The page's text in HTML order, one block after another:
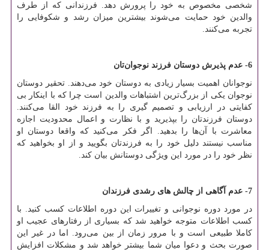
شخصی مخصوص به خود را پرورش دهد. فرزندانی که از طرف
والدین خود حمایت می‌شوند بیشترین میزان رشد و شکوفایی را
تجربه می‌کنند.
6- عدم پذیرش دوستان فرزند نوجوان‌تان
نوجوانان اهمیت بسیار زیادی به دوستان خود می‌دهند. تحقیر دوستان
نوجوان یکی از بزرگ‌ترین اشتباهات والدین است چرا که با اینکار بی
کفایتی در ارزیابی و تصمیم گیری را به فرزند خود القا می‌کنند.
دوستان فرزندتان را بپذیرید و با نظارت و اعمال محدودیت اجازه
معاشرت با آن‌ها را بدهید. اگر فکر می‌کنید که واقعا دوستان او
مناسب نیستند دلیل خود را به فرزندتان بگویید و از او بخواهید که
نظر خود را در مورد این ویژگی دوستانش بیان کند.
7- عدم آگاهی از چالش های رشدی فرزندان
در مورد دوره نوجوانی و تغییرات این دوره اطلاعات کسب کنید. با
کسب اطلاعات متوجه خواهید شد که بسیاری از رفتارهای عجیب او
کاملا طبیعی است و با مرور زمان از بین می‌رود. اما در غیر این
صورت بحث و دعوا میان‌ شما بیشتر خواهد شد و مشکلات افزایش